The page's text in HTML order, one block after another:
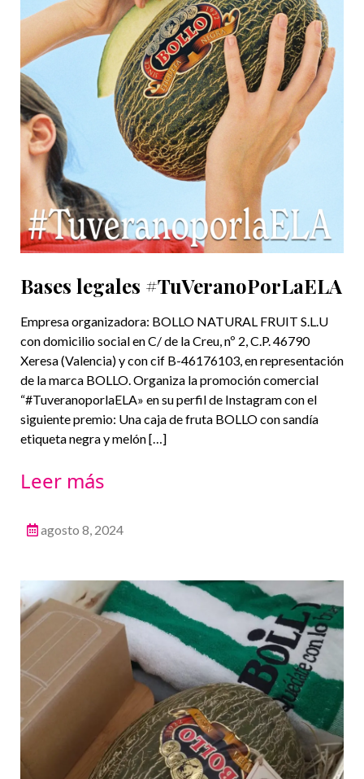
Bases legales #TuVeranoPorLaELA
Empresa organizadora: BOLLO NATURAL FRUIT S.L.U
con domicilio social en C/ de la Creu, nº 2, C.P. 46790
Xeresa (Valencia) y con cif B-46176103, en representación
de la marca BOLLO. Organiza la promoción comercial
“#TuveranoporlaELA» en su perfil de Instagram con el
siguiente premio: Una caja de fruta BOLLO con sandía
etiqueta negra y melón […]
Leer más
agosto 8, 2024